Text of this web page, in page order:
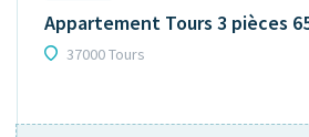
Appartement Tours 3 pièces
37000 Tours